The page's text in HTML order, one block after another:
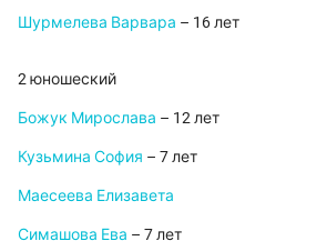
Шурмелева Варвара – 16 лет
2 юношеский
Божук Мирослава – 12 лет
Кузьмина София – 7 лет
Маесеева Елизавета
Симашова Ева – 7 лет